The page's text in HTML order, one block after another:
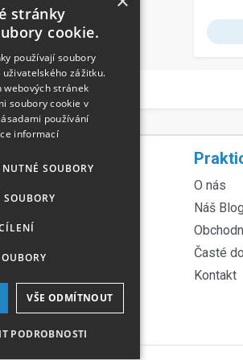
navigace
lyží
kol
Fischer
O nás
Náš
Časté
Kontakt
stránky
cookie.
používají soubory
zážitku.
webových stránek
soubory cookie v
používání
informací
SOUBORY
SOUBORY
VŠE ODMÍTNOUT
PODROBNOSTI